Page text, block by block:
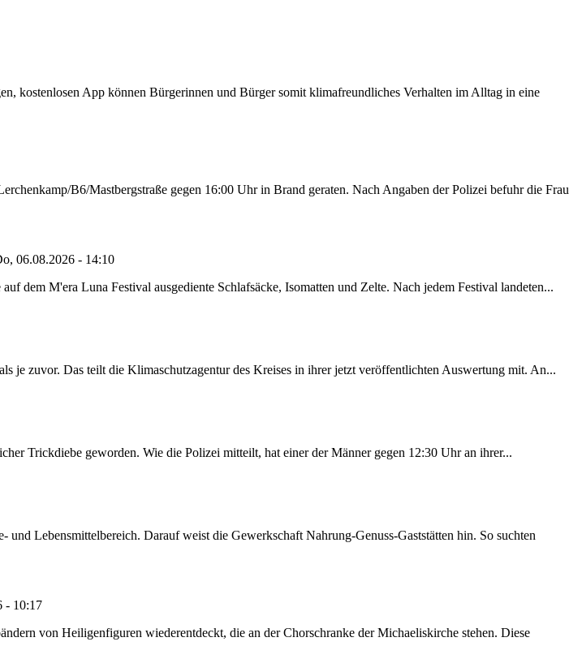
kostenlosen App können Bürgerinnen und Bürger somit klimafreundliches Verhalten im Alltag in eine
B6/Mastbergstraße gegen 16:00 Uhr in Brand geraten. Nach Angaben der Polizei befuhr die Frau
06.08.2026 - 14:10
dem M'era Luna Festival ausgediente Schlafsäcke, Isomatten und Zelte. Nach jedem Festival landeten...
je zuvor. Das teilt die Klimaschutzagentur des Kreises in ihrer jetzt veröffentlichten Auswertung mit. An...
Trickdiebe geworden. Wie die Polizei mitteilt, hat einer der Männer gegen 12:30 Uhr an ihrer...
Lebensmittelbereich. Darauf weist die Gewerkschaft Nahrung-Genuss-Gaststätten hin. So suchten
- 10:17
von Heiligenfiguren wiederentdeckt, die an der Chorschranke der Michaeliskirche stehen. Diese